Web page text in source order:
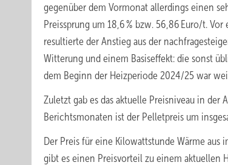
gegenüber dem Vormonat allerdings einen
Preissprung um 18,6 % bzw. 56,86 Euro/t. Vor
resultierte der Anstieg aus der
Witterung und einem Basiseffekt: die sonst
dem Beginn der Heizperiode 2024/25 war
Zuletzt gab es das aktuelle Preisniveau in der
Berichtsmonaten ist der Pelletpreis um
Der Preis für eine Kilowattstunde Wärme aus
gibt es einen Preisvorteil zu einem aktuellen